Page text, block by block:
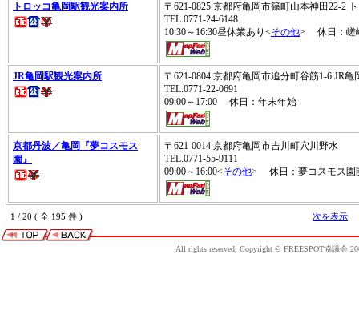
トロッコ亀岡駅観光案内所
〒621-0825 京都府亀岡市篠町山本神田22-2
TEL.0771-24-6148
10:30～16:30昼休業あり<その他> 休日：嵯
JR亀岡駅観光案内所
〒621-0804 京都府亀岡市追分町谷筋1-6 JR亀
TEL.0771-22-0691
09:00～17:00 休日：年末年始
京都丹波／亀岡『夢コスモス
園』
〒621-0014 京都府亀岡市吉川町穴川野水
TEL.0771-55-9111
09:00～16:00<その他> 休日：夢コスモス園
1 / 20 ( 全 195 件 ) 次を表示
All rights reserved, Copyright © FREESPOT協議会